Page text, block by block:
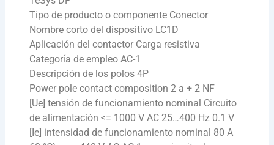
Tipo de producto o componente Conector
Nombre corto del dispositivo LC1D
Aplicación del contactor Carga resistiva
Categoría de empleo AC-1
Descripción de los polos 4P
Power pole contact composition 2 a + 2 NF
[Ue] tensión de funcionamiento nominal Circuito
de alimentación <= 1000 V AC 25…400 Hz 0.1 V
[Ie] intensidad de funcionamiento nominal 80 A